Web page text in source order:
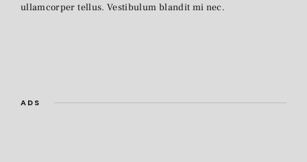
ullamcorper tellus. Vestibulum blandit mi nec.
ADS